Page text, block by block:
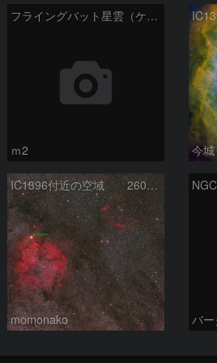
フライングバット星雲（ケフェウス座）
ｍ2 今
IC1396付近の空域 260720
momonako バ